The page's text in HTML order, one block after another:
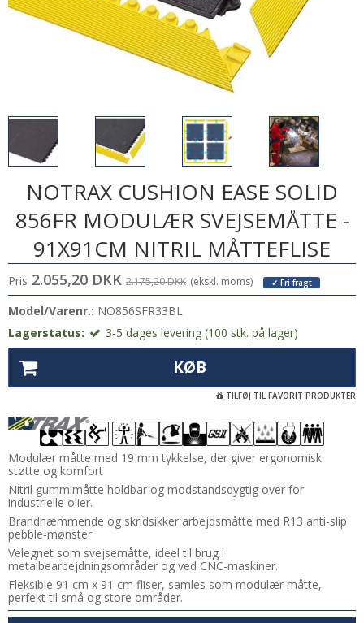
NOTRAX CUSHION EASE SOLID
856FR MODULÆR SVEJSEMÅTTE -
91X91CM NITRIL MÅTTEFLISE
Pris 2.055,20 DKK 2.175,20 DKK (ekskl. moms) ✓ Fri fragt
Model/Varenr.: NO856SFR33BL
Lagerstatus:
3-5 dages levering (100 stk. på lager)
KØB
TILFØJ TIL FAVORIT PRODUKTER
Modulær måtte med 19 mm tykkelse, der giver ergonomisk
støtte og komfort
Nitril gummimåtte holdbar og modstandsdygtig over for
industrielle olier.
Brandhæmmende og skridsikker arbejdsmåtte med R13 anti-slip
pebble-mønster
Velegnet som svejsemåtte, ideel til brug i
metalbearbejdningsområder og ved CNC-maskiner.
Fleksible 91 cm x 91 cm fliser, samles som modulær måtte,
perfekt til små og store områder.